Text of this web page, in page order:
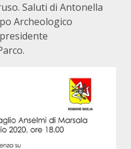
Saluti di Antonella
Archeologico